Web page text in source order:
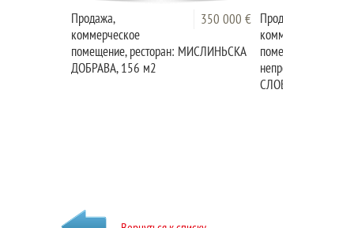
350 000 €
Продажа,
коммерческое
помещение, ресторан: МИСЛИНЬСКА
ДОБРАВА, 156 м2
Продажа,
коммерческое
помещение,
СЛОВЕНЬ ГРАДИЧ,